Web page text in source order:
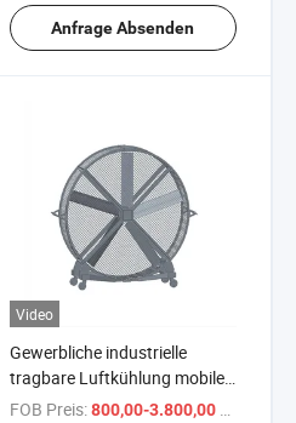
Anfrage Absenden
Video
Gewerbliche industrielle
tragbare Luftkühlung mobiler
Ventilator
FOB Preis: 800,00-3.800,00 $